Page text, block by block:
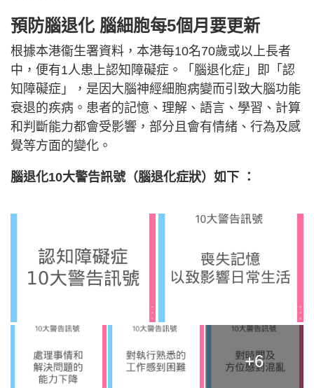
預防腦退化 腦細胞每5個月要更新
根據本港衞生署資料，本港每10名70歲或以上長者
中，便有1人患上認知障礙症。「腦退化症」即「認
知障礙症」，是因大腦神經細胞病變而引致大腦功能
衰退的疾病。患者的記憶、理解、語言、學習、計算
和判斷能力都會受影響，部分且會有情緒、行為及感
覺等方面的變化。
腦退化10大警告訊號（腦退化症狀）如下 ：
+6